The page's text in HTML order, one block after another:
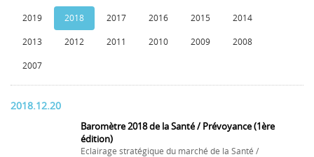
2019 2018 2017 2016 2015 2014
2013 2012 2011 2010 2009 2008
2007
2018.12.20
Baromètre 2018 de la Santé / Prévoyance (1ère
édition)
Eclairage stratégique du marché de la Santé /